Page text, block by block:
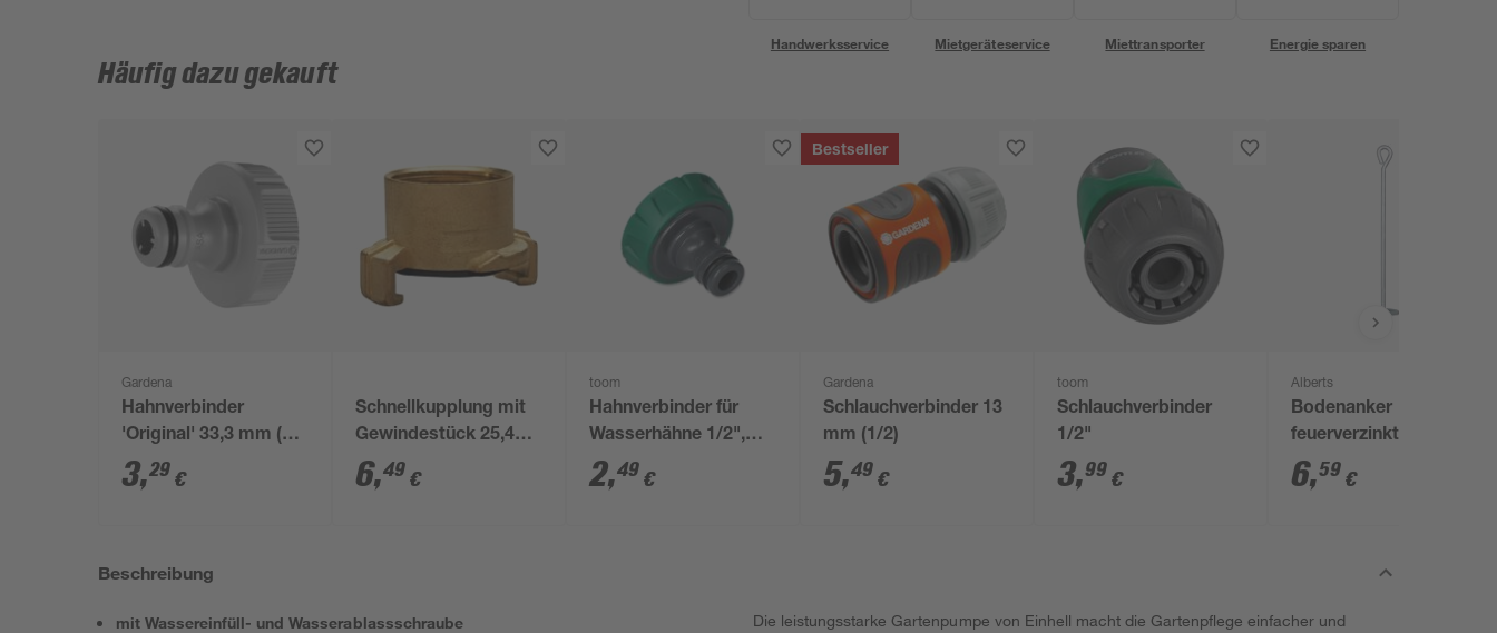
Handwerksservice Mietgeräteservice Miettransporter Energie sparen
Häufig dazu gekauft
Gardena
Hahnverbinder
'Original' 33,3 mm (1")
grau
3,29 €
Schnellkupplung mit
Gewindestück 25,4
mm (1") IG
6,49 €
toom
Hahnverbinder für
Wasserhähne 1/2",
3/4", 1"
2,49 €
Bestseller
Gardena
Schlauchverbinder 13
mm (1/2)
5,49 €
toom
Schlauchverbinder
1/2"
3,99 €
Alberts
Bodenanker
feuerverzinkt 52,5 cm
6,59 €
Beschreibung
mit Wassereinfüll- und Wasserablassschraube
Die leistungsstarke Gartenpumpe von Einhell macht die Gartenpflege einfacher und